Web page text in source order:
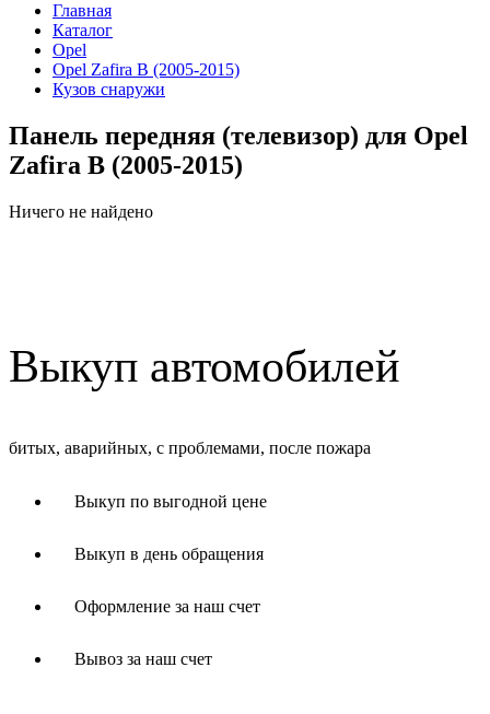
Главная
Каталог
Opel
Opel Zafira B (2005-2015)
Кузов снаружи
Панель передняя (телевизор) для Opel
Zafira B (2005-2015)
Ничего не найдено
Выкуп автомобилей
битых, аварийных, с проблемами, после пожара
Выкуп по выгодной цене
Выкуп в день обращения
Оформление за наш счет
Вывоз за наш счет